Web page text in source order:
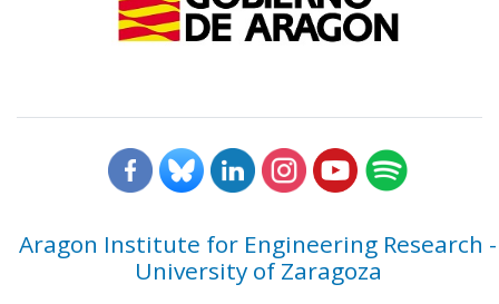
Aragon Institute for Engineering Research -
University of Zaragoza